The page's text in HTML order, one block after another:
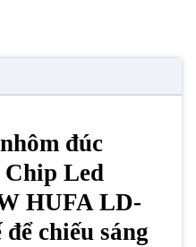
đúc
Chip Led
HUFA LD-
chiếu sáng